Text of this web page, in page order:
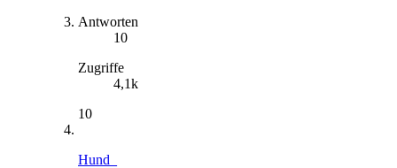
Antworten
10
Zugriffe
4,1k
10
Hund_